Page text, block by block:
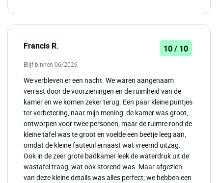
Francis R. 10 / 10
Blijf binnen 06/2026
We verbleven er een nacht. We waren aangenaam
verrast door de voorzieningen en de ruimheid van de
kamer en we komen zeker terug. Een paar kleine puntjes
ter verbetering, naar mijn mening: de kamer was groot,
ontworpen voor twee personen, maar de ruimte rond de
kleine tafel was te groot en voelde een beetje leeg aan,
omdat de kleine fauteuil ernaast wat vreemd uitzag.
Ook in de zeer grote badkamer leek de waterdruk uit de
wastafel traag, wat ook storend was. Maar afgezien
van deze kleine details was alles perfect; we hebben een